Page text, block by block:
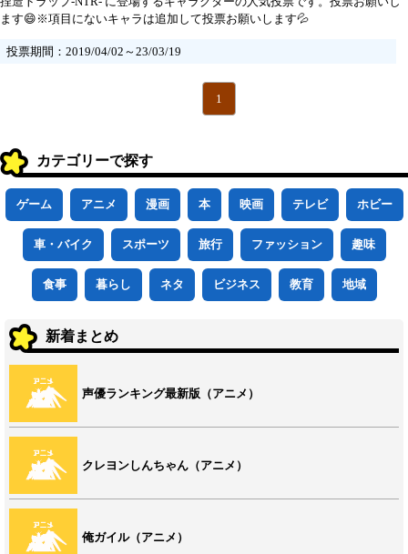
ます😄※項目にないキャラは追加して投票お願いします💦
投票期間：2019/04/02～23/03/19
1
カテゴリーで探す
ゲーム アニメ 漫画 本 映画 テレビ ホビー
車・バイク スポーツ 旅行 ファッション 趣味
食事 暮らし ネタ ビジネス 教育 地域
新着まとめ
声優ランキング最新版（アニメ）
クレヨンしんちゃん（アニメ）
俺ガイル（アニメ）